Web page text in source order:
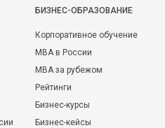
БИЗНЕС-ОБРАЗОВАНИЕ
Корпоративное обучение
MBA в России
MBA за рубежом
Рейтинги
Бизнес-курсы
Бизнес-кейсы